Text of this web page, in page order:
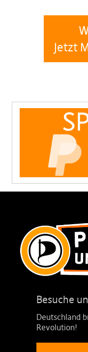
Jetzt
Besuche
Deutschland
Revolution!